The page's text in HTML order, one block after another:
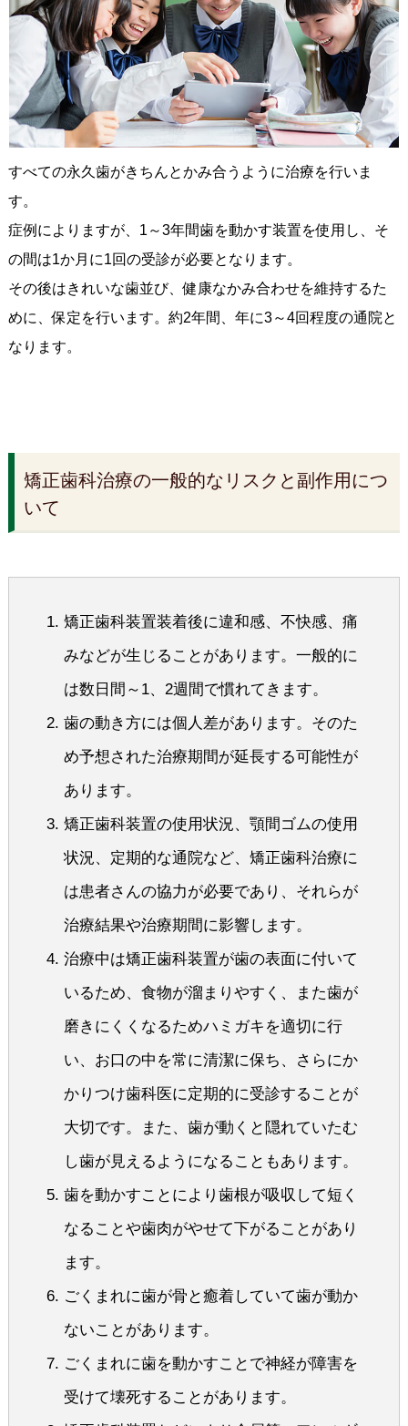
すべての永久歯がきちんとかみ合うように治療を行いま
す。
症例によりますが、1～3年間歯を動かす装置を使用し、そ
の間は1か月に1回の受診が必要となります。
その後はきれいな歯並び、健康なかみ合わせを維持するた
めに、保定を行います。約2年間、年に3～4回程度の通院と
なります。
矯正歯科治療の一般的なリスクと副作用につ
いて
矯正歯科装置装着後に違和感、不快感、痛
みなどが生じることがあります。一般的に
は数日間～1、2週間で慣れてきます。
歯の動き方には個人差があります。そのた
め予想された治療期間が延長する可能性が
あります。
矯正歯科装置の使用状況、顎間ゴムの使用
状況、定期的な通院など、矯正歯科治療に
は患者さんの協力が必要であり、それらが
治療結果や治療期間に影響します。
治療中は矯正歯科装置が歯の表面に付いて
いるため、食物が溜まりやすく、また歯が
磨きにくくなるためハミガキを適切に行
い、お口の中を常に清潔に保ち、さらにか
かりつけ歯科医に定期的に受診することが
大切です。また、歯が動くと隠れていたむ
し歯が見えるようになることもあります。
歯を動かすことにより歯根が吸収して短く
なることや歯肉がやせて下がることがあり
ます。
ごくまれに歯が骨と癒着していて歯が動か
ないことがあります。
ごくまれに歯を動かすことで神経が障害を
受けて壊死することがあります。